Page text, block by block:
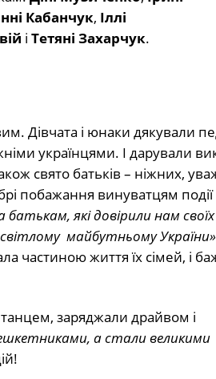
Кабанчук, Іллі
і Тетяні Захарчук.
Дівчата і юнаки дякували
українцями. І дарували
свято батьків – ніжних,
побажання винуватцям події
батькам, які довірили нам своїх
майбутньому України»
частиною життя їх сімей, і
заряджали драйвом і
а стали великими